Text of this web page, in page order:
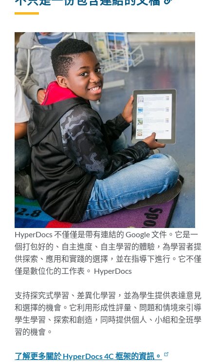
此
部
HyperDocs 不僅僅是帶有連結的 Google 文件。它是一
個打包好的、自主進度、自主學習的體驗，為學習者提
供探索、應用和實踐的選擇，並在指導下進行。它不僅
僅是數位化的工作表。 HyperDocs
支持探究式學習、差異化學習，並為學生提供表達意見
和選擇的機會。它利用形成性評量、問題和情境來引導
學生學習、探索和創造，同時提供個人、小組和全班學
習的機會。
了解更多關於 HyperDocs 4C 框架的資訊。